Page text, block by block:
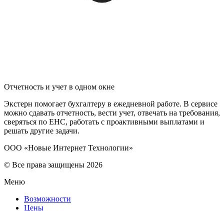
Отчетность и учет в одном окне
Экстерн помогает бухгалтеру в ежедневной работе. В сервисе
можно сдавать отчетность, вести учет, отвечать на требования,
сверяться по ЕНС, работать с проактивными выплатами и
решать другие задачи.
ООО «Новые Интернет Технологии»
© Все права защищены 2026
Меню
Возможности
Цены